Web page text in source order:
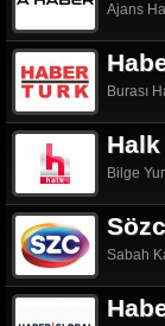
Ajans
Burası
Halk
Bilge
Sabah